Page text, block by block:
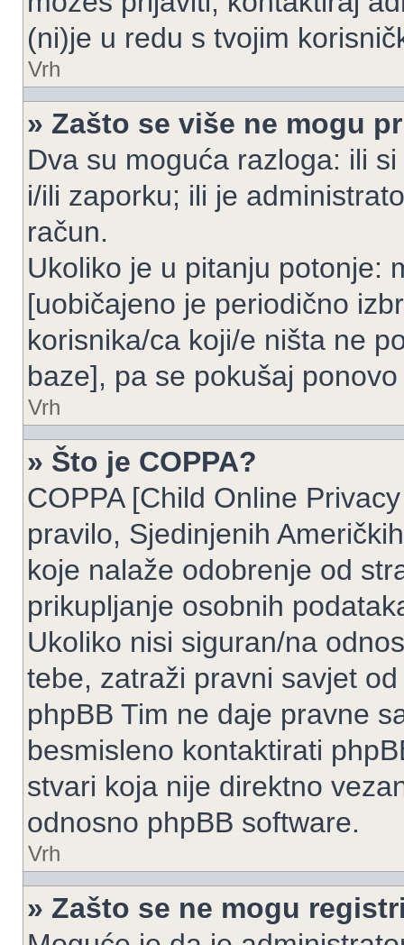
(ni)je u redu s tvojim
Vrh
» Zašto se više ne mogu
Dva su moguća razloga: ili
i/ili zaporku; ili je
račun.
Ukoliko je u pitanju potonje:
[uobičajeno je periodično
korisnika/ca koji/e ništa ne
baze], pa se pokušaj
Vrh
» Što je COPPA?
COPPA [Child Online
pravilo, Sjedinjenih
koje nalaže odobrenje od
prikupljanje osobnih
Ukoliko nisi siguran/na
tebe, zatraži pravni savjet
phpBB Tim ne daje pravne
besmisleno kontaktirati
stvari koja nije direktno
odnosno phpBB software.
Vrh
» Zašto se ne mogu